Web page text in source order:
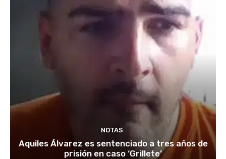
NOTAS
Aquiles Álvarez es sentenciado a tres años de
prisión en caso ‘Grillete’